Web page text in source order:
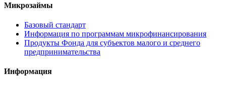
Микрозаймы
Базовый стандарт
Информация по программам микрофинансирования
Продукты Фонда для субъектов малого и среднего
предпринимательства
Информация